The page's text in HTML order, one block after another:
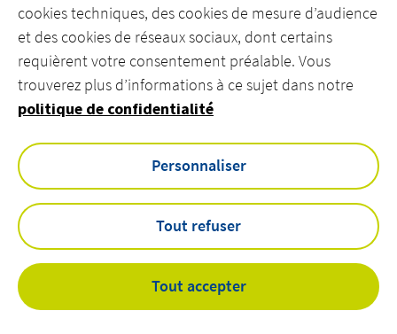
NOS RÉFÉRENCES
NOS ACTUS
NOS OFFRES D'EMPLOI
NOUS CONTACTER
linkedin
Cookies
Mentions légales
Nous contacter
cookies techniques, des cookies de mesure d’audience
et des cookies de réseaux sociaux, dont certains
requièrent votre consentement préalable. Vous
trouverez plus d’informations à ce sujet dans notre
politique de confidentialité
Personnaliser
Tout refuser
Tout accepter